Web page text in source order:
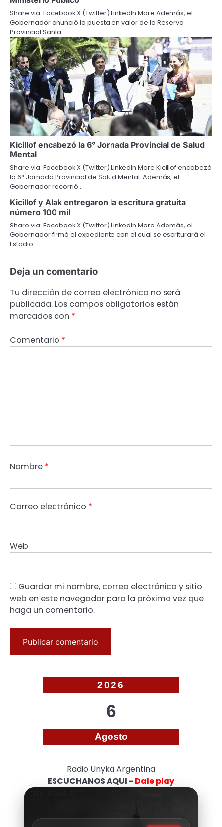
Share via: Facebook X (Twitter) LinkedIn More Además, el
Gobernador anunció la puesta en valor de la Reserva
Provincial Santa…
Kicillof encabezó la 6° Jornada Provincial de Salud
Mental
Share via: Facebook X (Twitter) LinkedIn More Kicillof encabezó
la 6° Jornada Provincial de Salud Mental. Además, el
Gobernador recorrió…
Kicillof y Alak entregaron la escritura gratuita
número 100 mil
Share via: Facebook X (Twitter) LinkedIn More Además, el
Gobernador firmó el expediente con el cual se escriturará el
Estadio…
Deja un comentario
Tu dirección de correo electrónico no será
publicada. Los campos obligatorios están
marcados con *
Comentario *
Nombre *
Correo electrónico *
Web
Guardar mi nombre, correo electrónico y sitio
web en este navegador para la próxima vez que
haga un comentario.
2026
6
Agosto
Radio Unyka Argentina
ESCUCHANOS AQUI - Dale play